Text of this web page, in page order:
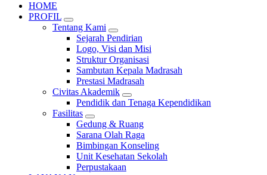
HOME
PROFIL
Tentang Kami
Sejarah Pendirian
Logo, Visi dan Misi
Struktur Organisasi
Sambutan Kepala Madrasah
Prestasi Madrasah
Civitas Akademik
Pendidik dan Tenaga Kependidikan
Fasilitas
Gedung & Ruang
Sarana Olah Raga
Bimbingan Konseling
Unit Kesehatan Sekolah
Perpustakaan